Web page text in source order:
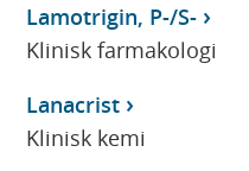
Lamotrigin, P-/S-
Klinisk farmakologi
Lanacrist
Klinisk kemi